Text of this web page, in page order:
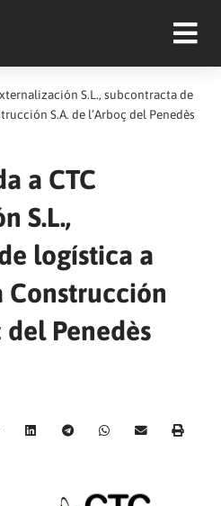
S.L., subcontracta de
S.A. de l’Arboç del Penedès
a CTC
S.L.,
logística a
Construcción
del Penedès